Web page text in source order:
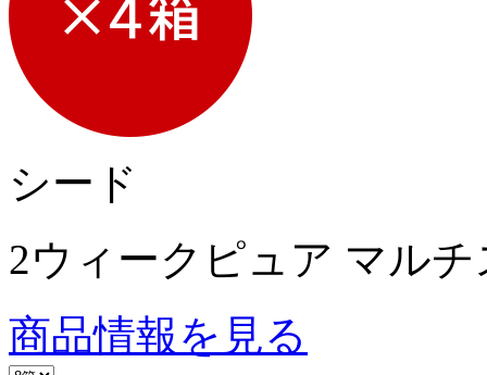
シード
2ウィークピュア マル
商品情報を見る